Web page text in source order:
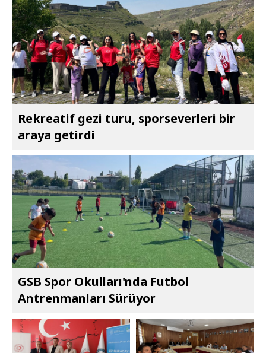
Rekreatif gezi turu, sporseverleri bir
araya getirdi
GSB Spor Okulları'nda Futbol
Antrenmanları Sürüyor